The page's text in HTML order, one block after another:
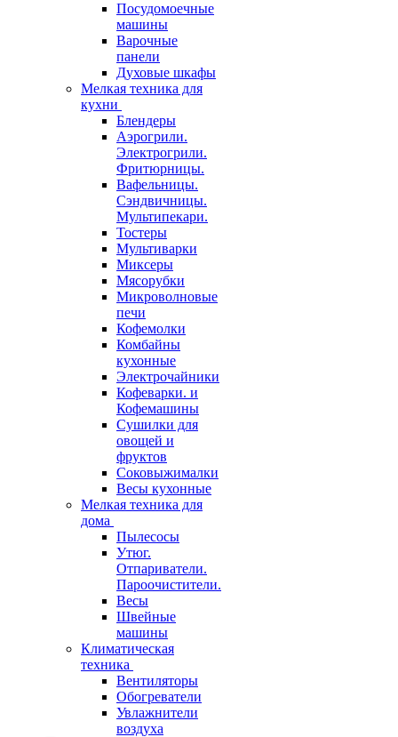
Посудомоечные
машины
Варочные
панели
Духовые шкафы
Мелкая техника для
кухни
Блендеры
Аэрогрили.
Электрогрили.
Фритюрницы.
Вафельницы.
Сэндвичницы.
Мультипекари.
Тостеры
Мультиварки
Миксеры
Мясорубки
Микроволновые
печи
Кофемолки
Комбайны
кухонные
Электрочайники
Кофеварки. и
Кофемашины
Сушилки для
овощей и
фруктов
Соковыжималки
Весы кухонные
Мелкая техника для
дома
Пылесосы
Утюг.
Отпариватели.
Пароочистители.
Весы
Швейные
машины
Климатическая
техника
Вентиляторы
Обогреватели
Увлажнители
воздуха